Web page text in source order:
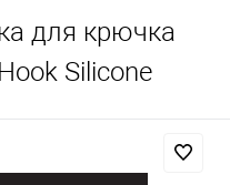
для крючка
Silicone